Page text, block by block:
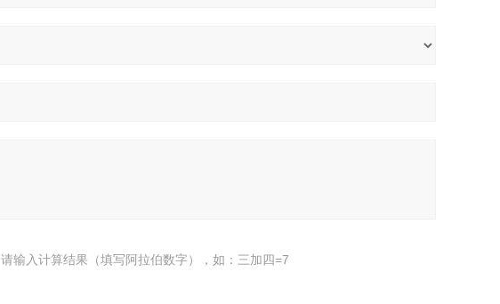
请输入计算结果（填写阿拉伯数字），如：三加四=7